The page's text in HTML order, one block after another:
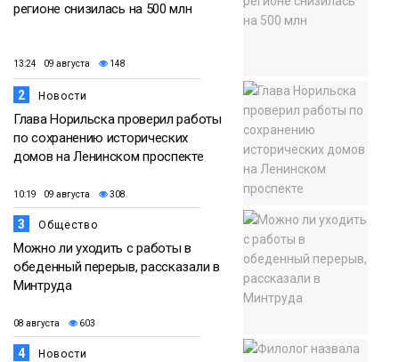
регионе снизилась на 500 млн
13:24 09 августа 148
2 Новости
Глава Норильска проверил работы
по сохранению исторических
домов на Ленинском проспекте
10:19 09 августа 308
3 Общество
Можно ли уходить с работы в
обеденный перерыв, рассказали в
Минтруда
08 августа 603
4 Новости